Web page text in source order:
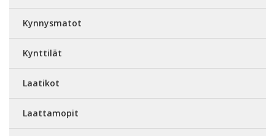
Kynnysmatot
Kynttilät
Laatikot
Laattamopit